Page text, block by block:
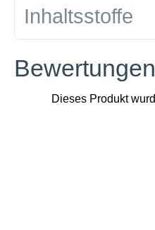
Inhaltsstoffe
Bewertungen